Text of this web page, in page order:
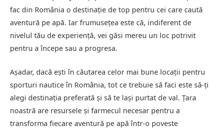
fac din România o destinație de top pentru cei care caută
aventură pe apă. Iar frumusețea este că, indiferent de
nivelul tău de experiență, vei găsi mereu un loc potrivit
pentru a începe sau a progresa.
Așadar, dacă ești în căutarea celor mai bune locații pentru
sporturi nautice în România, tot ce trebuie să faci este să-ți
alegi destinația preferată și să te lași purtat de val. Țara
noastră are resursele și farmecul necesar pentru a
transforma fiecare aventură pe apă într-o poveste